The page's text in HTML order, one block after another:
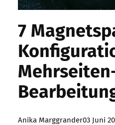
7
Posted
Anika Marggrander03 Juni